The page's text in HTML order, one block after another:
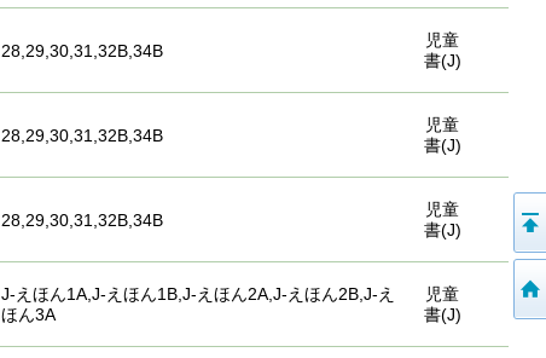
28,29,30,31,32B,34B
児童
書(J)
28,29,30,31,32B,34B
児童
書(J)
28,29,30,31,32B,34B
児童
書(J)
J-えほん1A,J-えほん1B,J-えほん2A,J-えほん2B,J-え
ほん3A
児童
書(J)